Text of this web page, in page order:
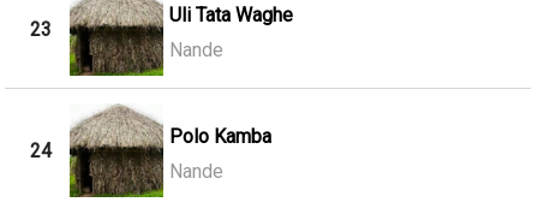
23
Uli Tata Waghe
Nande
24
Polo Kamba
Nande